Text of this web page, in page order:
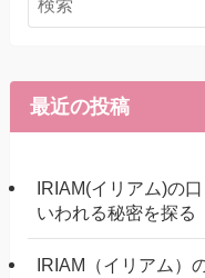
最近の投稿
IRIAM(イリアム)の
いわれる秘密を探る
IRIAM（イリアム）